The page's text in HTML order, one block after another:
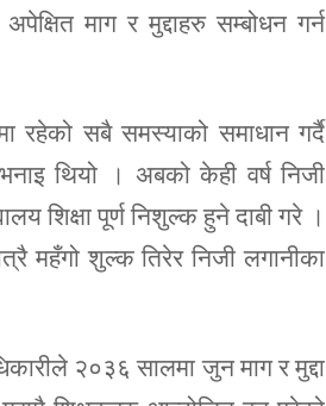
माग र मुद्दाहरु सम्बोधन गर्न
रहेको सबै समस्याको समाधान गर्दै
भनाइ थियो । अबको केही वर्ष निजी
शिक्षा पूर्ण निशुल्क हुने दाबी गरे ।
महँगो शुल्क तिरेर निजी लगानीका
२०३६ सालमा जुन माग र मुद्दा